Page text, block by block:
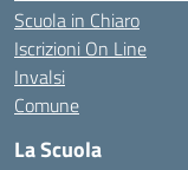
Scuola in Chiaro
Iscrizioni On Line
Invalsi
Comune
La Scuola